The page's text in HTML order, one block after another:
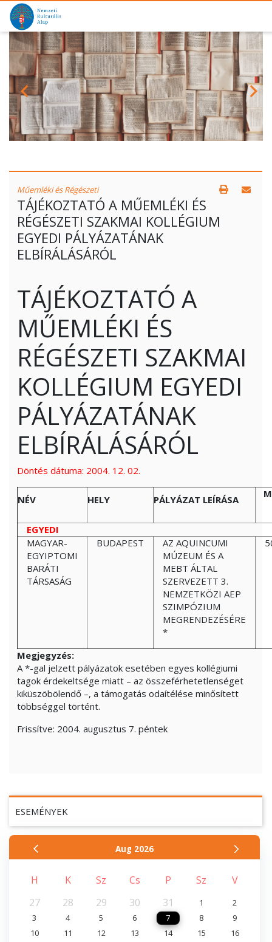
ESEMÉNYEK
Aug 2026
H K Sz Cs P Sz
V
27
28 29 30 31 1
2
3
4 5 6 7 8
9
10
11 12 13 14 15
16
Műemléki és Régészeti
TÁJÉKOZTATÓ A MŰEMLÉKI ÉS
RÉGÉSZETI SZAKMAI KOLLÉGIUM
EGYEDI PÁLYÁZATÁNAK
ELBÍRÁLÁSÁRÓL
TÁJÉKOZTATÓ A
MŰEMLÉKI ÉS
RÉGÉSZETI SZAKMAI
KOLLÉGIUM EGYEDI
PÁLYÁZATÁNAK
ELBÍRÁLÁSÁRÓL
Döntés dátuma: 2004. 12. 02.
NÉV HELY PÁLYÁZAT LEÍRÁSA
EGYEDI
MAGYAR-
EGYIPTOMI
BARÁTI
TÁRSASÁG
BUDAPEST
AZ AQUINCUMI
MÚZEUM ÉS A
MEBT ÁLTAL
SZERVEZETT 3.
NEMZETKÖZI AEP
SZIMPÓZIUM
MEGRENDEZÉSÉRE
*
Megjegyzés:
A *-gal jelzett pályázatok esetében egyes kollégiumi
tagok érdekeltsége miatt – az összeférhetetlenséget
kiküszöbölendő –, a támogatás odaítélése minősített
többséggel történt.
Frissítve: 2004. augusztus 7. péntek